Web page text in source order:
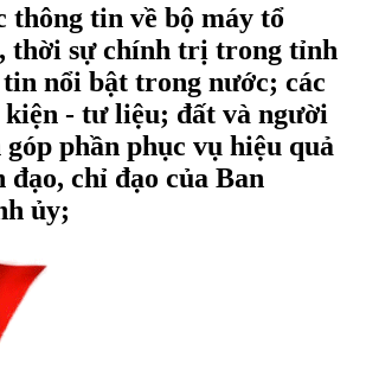
thông tin về bộ máy tổ
thời sự chính trị trong tỉnh
nổi bật trong nước; các
kiện - tư liệu; đất và người
phần phục vụ hiệu quả
đạo, chỉ đạo của Ban
ủy;